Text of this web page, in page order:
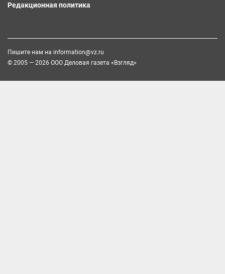
Редакционная политика
Пишите нам на information@vz.ru
© 2005 — 2026 ООО Деловая газета «Взгляд»